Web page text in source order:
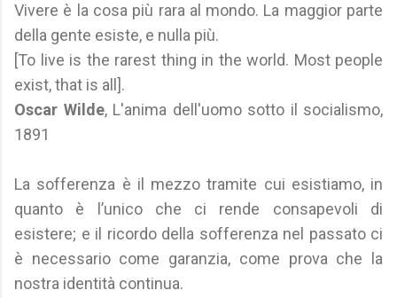
Vivere è la cosa più rara al mondo. La maggior parte
della gente esiste, e nulla più.
[To live is the rarest thing in the world. Most people
exist, that is all].
Oscar Wilde, L'anima dell'uomo sotto il socialismo,
1891
La sofferenza è il mezzo tramite cui esistiamo, in
quanto è l’unico che ci rende consapevoli di
esistere; e il ricordo della sofferenza nel passato ci
è necessario come garanzia, come prova che la
nostra identità continua.